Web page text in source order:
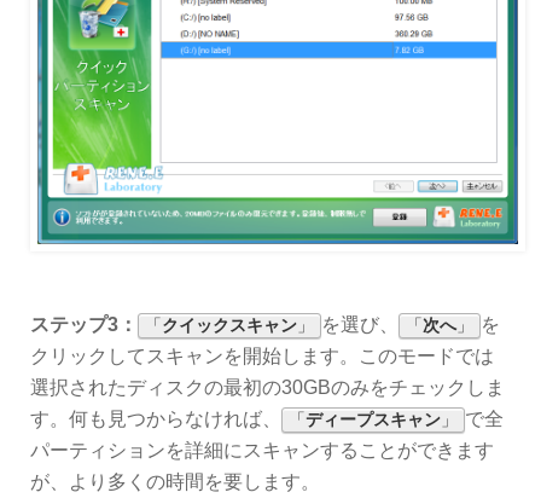
ステップ3： 「クイックスキャン 」 を選び、 「次へ 」
を
クリックしてスキャンを開始します。このモードでは
選択されたディスクの最初の30GBのみをチェックしま
す。何も見つからなければ、
「ディープスキャン 」
で全
パーティションを詳細にスキャンすることができます
が、より多くの時間を要します。